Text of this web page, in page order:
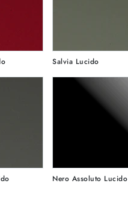
Salvia Lucido
Nero Assoluto Lucido